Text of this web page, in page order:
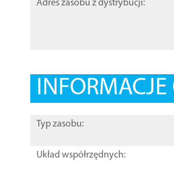
Adres zasobu z dystrybucji:
Typ zasobu:
Układ współrzędnych: